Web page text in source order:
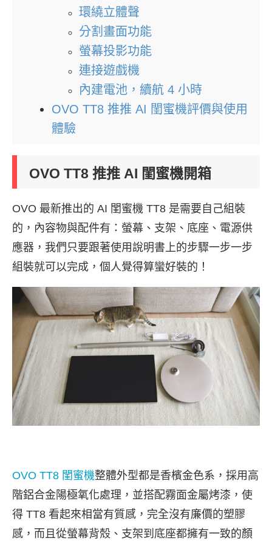
環繞立體聲
分割畫面功能
螢幕投影功能
連接遊戲機
內建電池，續航 4 小時
OVO TT8 推推 AI 閨蜜機評價與使用
體驗
OVO TT8 推推 AI 閨蜜機開箱
OVO 最新推出的 AI 閨蜜機 TT8 是需要自己組裝
的，內容物與配件有：螢幕、支架、底座、電源供
應器，我們只要跟著使用說明書上的步驟一步一步
組裝就可以完成，個人覺得算蠻好裝的！
OVO TT8 閨蜜機整體外型都是香檳金色系，採用高
階鋁合金陽極氧化處理，並搭配霧面金屬烤漆，使
得 TT8 看起來相當有質感，完全沒有廉價的塑膠
感，而且從螢幕背殼、支架到底座都擁有一致的顏